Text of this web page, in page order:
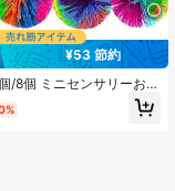
¥53 節約
/8個 ミニセンサリーおも
- ボール、ストレッチボ
ボーベルベットボー